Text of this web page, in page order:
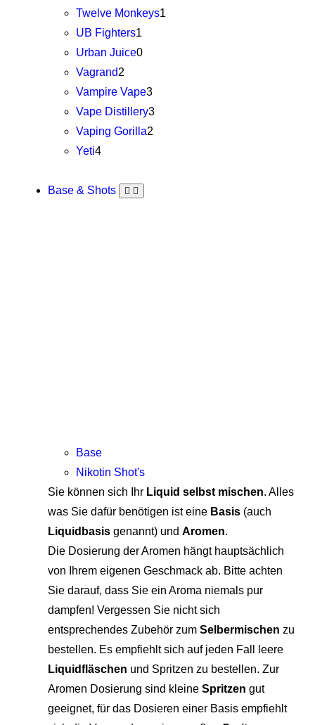
Twelve Monkeys1
UB Fighters1
Urban Juice0
Vagrand2
Vampire Vape3
Vape Distillery3
Vaping Gorilla2
Yeti4
Base & Shots
Base
Nikotin Shot's
Sie können sich Ihr Liquid selbst mischen. Alles
was Sie dafür benötigen ist eine Basis (auch
Liquidbasis genannt) und Aromen.
Die Dosierung der Aromen hängt hauptsächlich
von Ihrem eigenen Geschmack ab. Bitte achten
Sie darauf, dass Sie ein Aroma niemals pur
dampfen! Vergessen Sie nicht sich
entsprechendes Zubehör zum Selbermischen zu
bestellen. Es empfiehlt sich auf jeden Fall leere
Liquidfläschen und Spritzen zu bestellen. Zur
Aromen Dosierung sind kleine Spritzen gut
geeignet, für das Dosieren einer Basis empfiehlt